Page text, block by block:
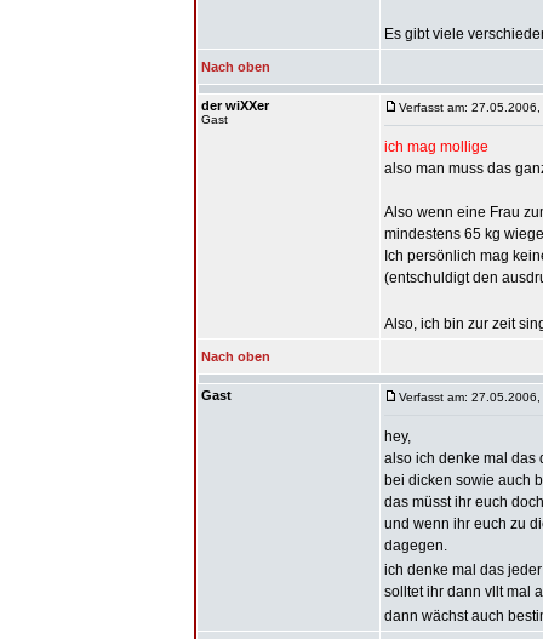
Es gibt viele
Nach oben
der wiXXer
Gast
Verfasst am:
ich mag mollige
also man muss das
Also wenn eine Frau
mindestens 65 kg
Ich persönlich mag
(entschuldigt den
Also, ich bin zur zeit
Nach oben
Gast Verfasst am:
hey,
also ich denke mal das
bei dicken sowie auch
das müsst ihr euch
und wenn ihr euch zu
dagegen.
ich denke mal das
solltet ihr dann vllt mal
dann wächst auch